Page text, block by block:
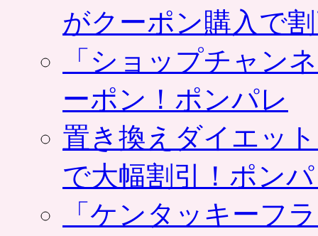
がクーポン購入で
「ショップチャン
ーポン！ポンパレ
置き換えダイエッ
で大幅割引！ポン
「ケンタッキーフ